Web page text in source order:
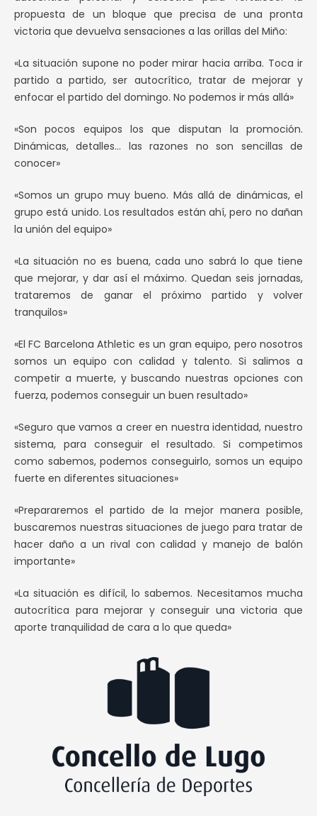
propuesta de un bloque que precisa de una pronta
victoria que devuelva sensaciones a las orillas del Miño:
«La situación supone no poder mirar hacia arriba. Toca ir
partido a partido, ser autocrítico, tratar de mejorar y
enfocar el partido del domingo. No podemos ir más allá»
«Son pocos equipos los que disputan la promoción.
Dinámicas, detalles… las razones no son sencillas de
conocer»
«Somos un grupo muy bueno. Más allá de dinámicas, el
grupo está unido. Los resultados están ahí, pero no dañan
la unión del equipo»
«La situación no es buena, cada uno sabrá lo que tiene
que mejorar, y dar así el máximo. Quedan seis jornadas,
trataremos de ganar el próximo partido y volver
tranquilos»
«El FC Barcelona Athletic es un gran equipo, pero nosotros
somos un equipo con calidad y talento. Si salimos a
competir a muerte, y buscando nuestras opciones con
fuerza, podemos conseguir un buen resultado»
«Seguro que vamos a creer en nuestra identidad, nuestro
sistema, para conseguir el resultado. Si competimos
como sabemos, podemos conseguirlo, somos un equipo
fuerte en diferentes situaciones»
«Prepararemos el partido de la mejor manera posible,
buscaremos nuestras situaciones de juego para tratar de
hacer daño a un rival con calidad y manejo de balón
importante»
«La situación es difícil, lo sabemos. Necesitamos mucha
autocrítica para mejorar y conseguir una victoria que
aporte tranquilidad de cara a lo que queda»